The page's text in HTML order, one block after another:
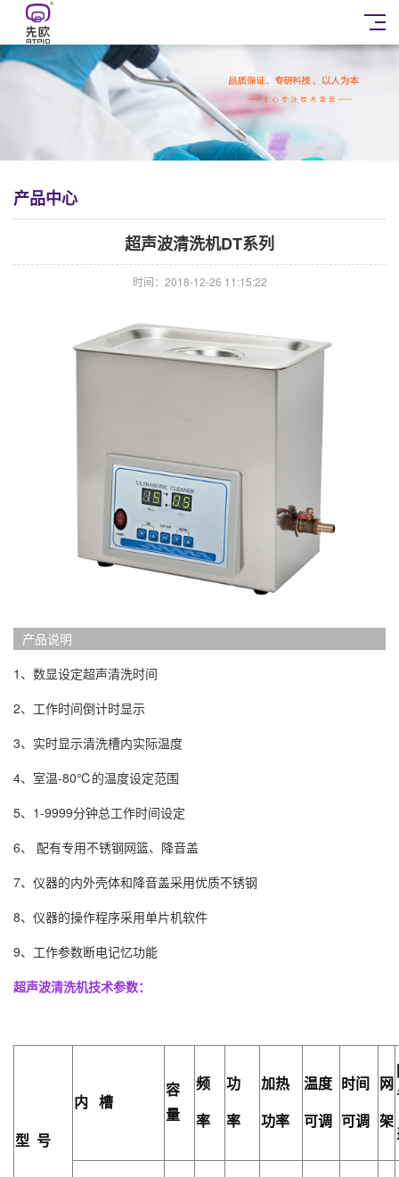
产品中心
超声波清洗机DT系列
时间：2018-12-26 11:15:22
产品说明
1、数显设定超声清洗时间
2、工作时间倒计时显示
3、实时显示清洗槽内实际温度
4、室温-80℃的温度设定范围
5、1-9999分钟总工作时间设定
6、 配有专用不锈钢网篮、降音盖
7、仪器的内外壳体和降音盖采用优质不锈钢
8、仪器的操作程序采用单片机软件
9、工作参数断电记忆功能
超声波清洗机技术参数：
型 号
内 槽
容
量
频
率
功
率
加热
功率
温度
可调
时间
可调
网
架